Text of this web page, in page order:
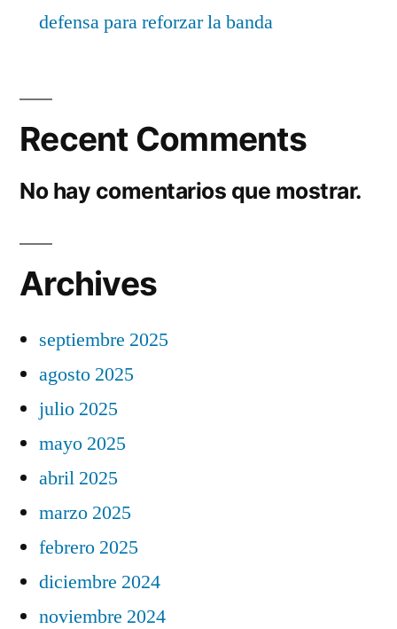
defensa para reforzar la banda
Recent Comments
No hay comentarios que mostrar.
Archives
septiembre 2025
agosto 2025
julio 2025
mayo 2025
abril 2025
marzo 2025
febrero 2025
diciembre 2024
noviembre 2024